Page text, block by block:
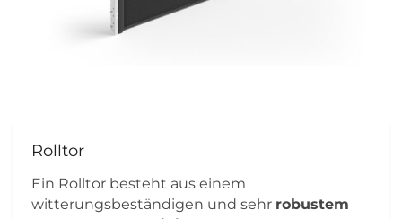
Rolltor
Ein Rolltor besteht aus einem
witterungsbeständigen und sehr robustem